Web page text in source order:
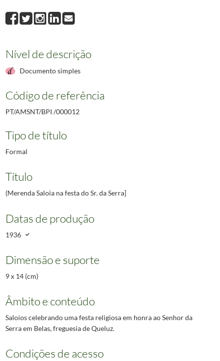
Nível de descrição
Documento simples
Código de referência
PT/AMSNT/BPI /000012
Tipo de título
Formal
Título
(Merenda Saloia na festa do Sr. da Serra]
Datas de produção
1936
Dimensão e suporte
9 x 14 (cm)
Âmbito e conteúdo
Saloios celebrando uma festa religiosa em honra ao Senhor da
Serra em Belas, freguesia de Queluz.
Condições de acesso